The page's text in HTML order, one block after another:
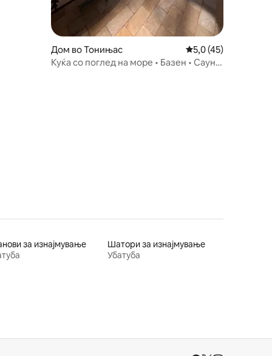
Дом во Тонињас Просечна оцена:
5,0 (45)
Куќа со поглед на море • Базен • Сауна
за изнајмување
Шатори за изнајмување
Убатуба